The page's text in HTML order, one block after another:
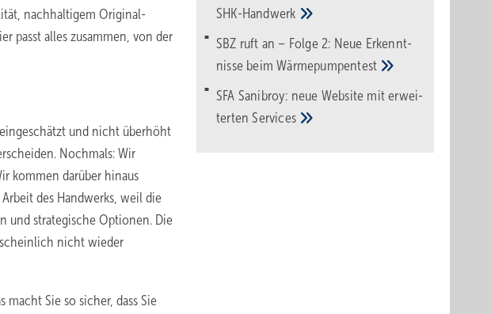
nachhaltigem Original-
passt alles zusammen, von der
und nicht überhöht
Nochmals: Wir
kommen darüber hinaus
des Handwerks, weil die
und strategische Optionen. Die
nicht wieder
Sie so sicher, dass Sie
SHK-Handwerk
SBZ ruft an – Folge 2: Neue Erkennt­
nisse beimWärme­pumpen­test
SFA Sanibroy: neue Web­site mit erwei­
tertenServices